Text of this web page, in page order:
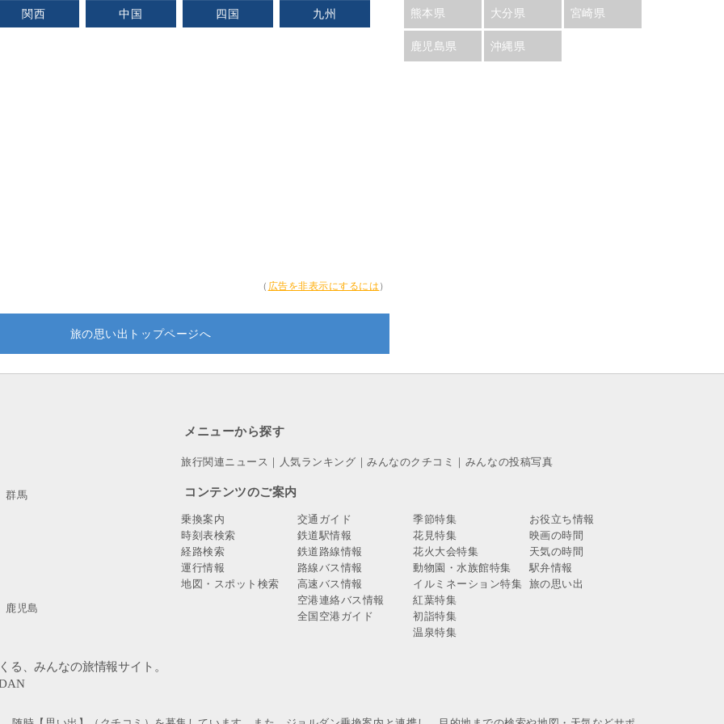
関西 中国 四国 九州
（ 広告を非表示にするには ）
熊本県 大分県 宮崎県
鹿児島県 沖縄県
旅の思い出トップページへ
群馬
鹿児島
メニューから探す
旅行関連ニュース ｜ 人気ランキング ｜みんなのクチコミ ｜ みんなの投稿写真
コンテンツのご案内
乗換案内
時刻表検索
経路検索
運行情報
地図・スポット検索
交通ガイド
鉄道駅情報
鉄道路線情報
路線バス情報
高速バス情報
空港連絡バス情報
全国空港ガイド
季節特集
花見特集
花火大会特集
動物園・水族館特集
イルミネーション特集
紅葉特集
初詣特集
温泉特集
お役立ち情報
映画の時間
天気の時間
駅弁情報
旅の思い出